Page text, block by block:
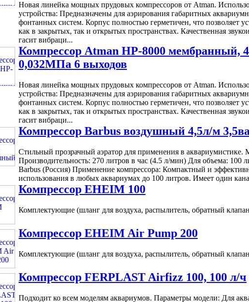
Новая линейка мощных прудовых компрессоров от Atman.
устройства: Предназначены для аэрирования габаритных
фонтанных систем. Корпус полностью герметичен, что позволяет
как в закрытых, так и открытых пространствах. Качественная
гасит вибраци...
Компрессор Atman HP-8000 мембранный,
0,032МПа 6 выходов
Новая линейка мощных прудовых компрессоров от Atman.
устройства: Предназначены для аэрирования габаритных
фонтанных систем. Корпус полностью герметичен, что позволяет
как в закрытых, так и открытых пространствах. Качественная
гасит вибраци...
Компрессор Barbus воздушный 4,5л/м
Стильный прозрачный аэратор для применения в аквариумистике.
Производительность: 270 литров в час (4.5 л/мин) Для объема: 100
Barbus (Россия) Применение компрессора: Компактный и
использования в любых аквариумах до 100 литров. Имеет один
Компрессор EHEIM 100
Комплектующие (шланг для воздуха, распылитель, обратный
Компрессор EHEIM Air Pump 200
Комплектующие (шланг для воздуха, распылитель, обратный
Компрессор FERPLAST Airfizz 100, 100 л/ч
Подходит ко всем моделям аквариумов. Параметры модели: Для